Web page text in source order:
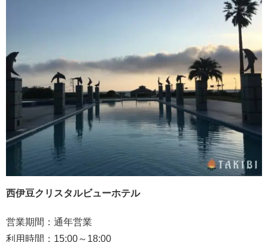
西伊豆クリスタルビューホテル
営業期間：通年営業
利用時間：15:00～18:00